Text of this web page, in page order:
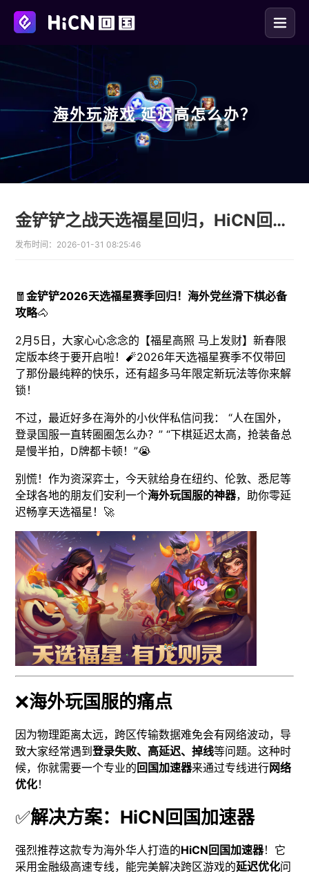
海外玩游戏 延迟高怎么办？
金铲铲之战天选福星回归，HiCN回国加速器助海外玩家丝滑收菜
发布时间： 2026-01-31 08:25:46
🧧金铲铲2026天选福星赛季回归！海外党丝滑下棋必备
攻略🐴
2月5日，大家心心念念的【福星高照 马上发财】新春限
定版本终于要开启啦！🧨2026年天选福星赛季不仅带回
了那份最纯粹的快乐，还有超多马年限定新玩法等你来解
锁！
不过，最近好多在海外的小伙伴私信问我： “人在国外，
登录国服一直转圈圈怎么办？” “下棋延迟太高，抢装备总
是慢半拍，D牌都卡顿！”😭
别慌！作为资深弈士，今天就给身在纽约、伦敦、悉尼等
全球各地的朋友们安利一个海外玩国服的神器，助你零延
迟畅享天选福星！🚀
❌海外玩国服的痛点
因为物理距离太远，跨区传输数据难免会有网络波动，导
致大家经常遇到登录失败、高延迟、掉线等问题。这种时
候，你就需要一个专业的回国加速器来通过专线进行网络
优化！
✅解决方案：HiCN回国加速器
强烈推荐这款专为海外华人打造的HiCN回国加速器！它
采用金融级高速专线，能完美解决跨区游戏的延迟优化问